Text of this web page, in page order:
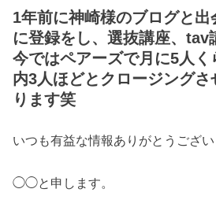
1年前に神崎様のブログと
に登録をし、選抜講座、tav
今ではペアーズで月に5人
内3人ほどとクロージング
ります笑
いつも有益な情報ありがとうござい
◯◯と申します。